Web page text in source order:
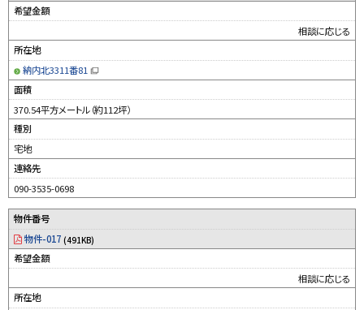
希望金額
相談に応じる
所在地
納内北3311番81
（
規
ウ
ィ
ン
ウ
開
ま
）
面積
370.54平方メートル（約112坪）
種別
宅地
連絡先
090-3535-0698
物件番号
物件-017 (491KB)
希望金額
相談に応じる
所在地